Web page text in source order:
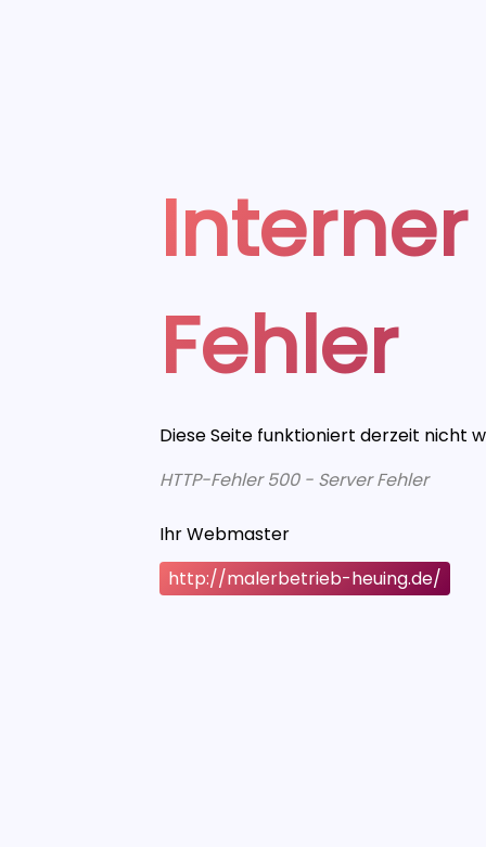
Fehler
Diese Seite funktioniert derzeit nicht
HTTP-Fehler 500 - Server Fehler
Ihr Webmaster
http://malerbetrieb-heuing.de/